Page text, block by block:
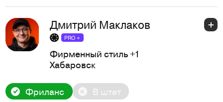
Дмитрий Маклаков
PRO +
Фирменный стиль +1
Хабаровск
Фриланс В штат